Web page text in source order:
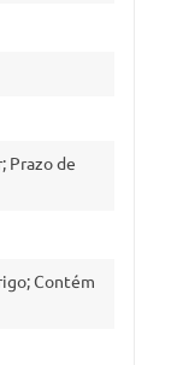
Prazo de
Contém